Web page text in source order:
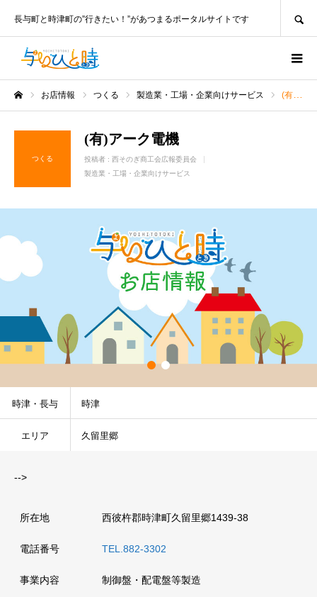
長与町と時津町の”行きたい！”があつまるポータルサイトです
お店情報 つくる 製造業・工場・企業向けサービス (有)アーク電機
つくる
(有)アーク電機
投稿者 : 西そのぎ商工会広報委員会
製造業・工場・企業向けサービス
時津・長与 時津
エリア 久留里郷
-->
所在地 西彼杵郡時津町久留里郷1439-38
電話番号 TEL.882-3302
事業内容 制御盤・配電盤等製造